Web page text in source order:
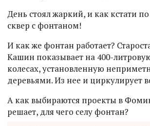
День стоял жаркий, и как кстати
сквер с фонтаном!
И как же фонтан работает?
Кашин показывает на 400-
колесах, установленную
деревьями. Из нее и циркулирует
А как выбираются проекты в
решает, для чего селу фонтан?